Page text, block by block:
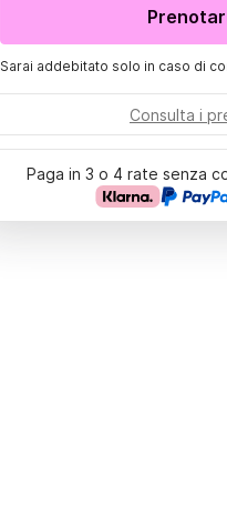
Sarai addebitato solo in caso di
Consulta i
Paga in 3 o 4 rate senza